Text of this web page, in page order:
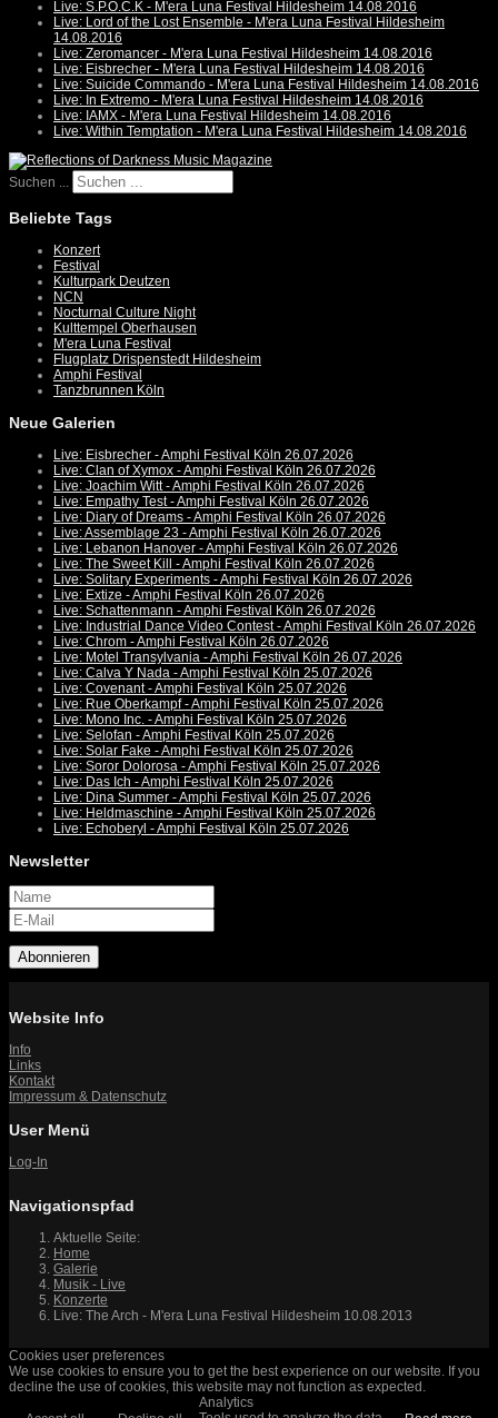
Live: S.P.O.C.K - M'era Luna Festival Hildesheim 14.08.2016
Live: Lord of the Lost Ensemble - M'era Luna Festival Hildesheim
14.08.2016
Live: Zeromancer - M'era Luna Festival Hildesheim 14.08.2016
Live: Eisbrecher - M'era Luna Festival Hildesheim 14.08.2016
Live: Suicide Commando - M'era Luna Festival Hildesheim 14.08.2016
Live: In Extremo - M'era Luna Festival Hildesheim 14.08.2016
Live: IAMX - M'era Luna Festival Hildesheim 14.08.2016
Live: Within Temptation - M'era Luna Festival Hildesheim 14.08.2016
Suchen ...
Beliebte Tags
Konzert
Festival
Kulturpark Deutzen
NCN
Nocturnal Culture Night
Kulttempel Oberhausen
M'era Luna Festival
Flugplatz Drispenstedt Hildesheim
Amphi Festival
Tanzbrunnen Köln
Neue Galerien
Live: Eisbrecher - Amphi Festival Köln 26.07.2026
Live: Clan of Xymox - Amphi Festival Köln 26.07.2026
Live: Joachim Witt - Amphi Festival Köln 26.07.2026
Live: Empathy Test - Amphi Festival Köln 26.07.2026
Live: Diary of Dreams - Amphi Festival Köln 26.07.2026
Live: Assemblage 23 - Amphi Festival Köln 26.07.2026
Live: Lebanon Hanover - Amphi Festival Köln 26.07.2026
Live: The Sweet Kill - Amphi Festival Köln 26.07.2026
Live: Solitary Experiments - Amphi Festival Köln 26.07.2026
Live: Extize - Amphi Festival Köln 26.07.2026
Live: Schattenmann - Amphi Festival Köln 26.07.2026
Live: Industrial Dance Video Contest - Amphi Festival Köln 26.07.2026
Live: Chrom - Amphi Festival Köln 26.07.2026
Live: Motel Transylvania - Amphi Festival Köln 26.07.2026
Live: Calva Y Nada - Amphi Festival Köln 25.07.2026
Live: Covenant - Amphi Festival Köln 25.07.2026
Live: Rue Oberkampf - Amphi Festival Köln 25.07.2026
Live: Mono Inc. - Amphi Festival Köln 25.07.2026
Live: Selofan - Amphi Festival Köln 25.07.2026
Live: Solar Fake - Amphi Festival Köln 25.07.2026
Live: Soror Dolorosa - Amphi Festival Köln 25.07.2026
Live: Das Ich - Amphi Festival Köln 25.07.2026
Live: Dina Summer - Amphi Festival Köln 25.07.2026
Live: Heldmaschine - Amphi Festival Köln 25.07.2026
Live: Echoberyl - Amphi Festival Köln 25.07.2026
Newsletter
Abonnieren
Website Info
Info
Links
Kontakt
Impressum & Datenschutz
User Menü
Log-In
Navigationspfad
Aktuelle Seite:
Home
Galerie
Musik - Live
Konzerte
Live: The Arch - M'era Luna Festival Hildesheim 10.08.2013
Cookies user preferences
We use cookies to ensure you to get the best experience on our website. If you
decline the use of cookies, this website may not function as expected.
Analytics